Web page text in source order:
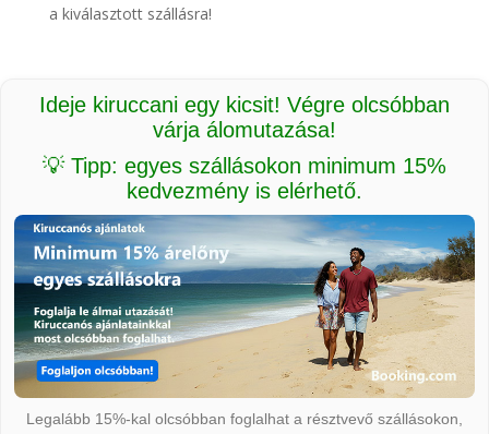
a kiválasztott szállásra!
Ideje kiruccani egy kicsit! Végre olcsóbban
várja álomutazása!
💡 Tipp: egyes szállásokon minimum 15%
kedvezmény is elérhető.
Legalább 15%-kal olcsóbban foglalhat a résztvevő szállásokon,